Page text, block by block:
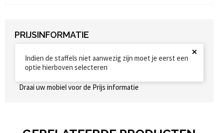
PRIJSINFORMATIE
Indien de staffels niet aanwezig zijn moet je eerst een
optie hierboven selecteren
×
Draai uw mobiel voor de Prijs informatie